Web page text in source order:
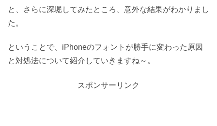
と、さらに深堀してみたところ、意外な結果がわかりまし
た。
ということで、iPhoneのフォントが勝手に変わった原因
と対処法について紹介していきますね～。
スポンサーリンク